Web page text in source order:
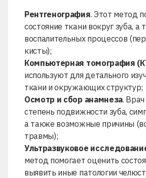
Рентгенография. Этот метод
состояние ткани вокруг зуба, а
воспалительных процессов
кисты);
Компьютерная томография
используют для детального
ткани и окружающих структур;
Осмотр и сбор анамнеза.
степень подвижности зуба,
а также возможные причины
травмы);
Ультразвуковое
метод помогает оценить
выявить иные патологии